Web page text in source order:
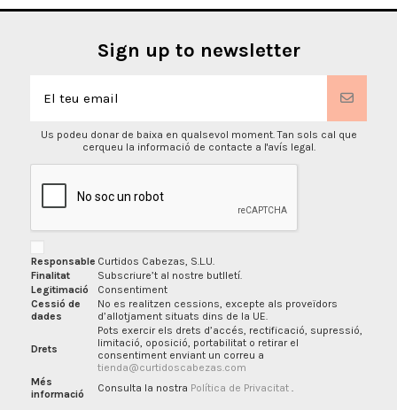
Sign up to newsletter
Us podeu donar de baixa en qualsevol moment. Tan sols cal que
cerqueu la informació de contacte a l'avís legal.
Responsable Curtidos Cabezas, S.L.U.
Finalitat
Subscriure’t al nostre butlletí.
Legitimació
Consentiment
Cessió de
dades
No es realitzen cessions, excepte als proveïdors
d’allotjament situats dins de la UE.
Drets
Pots exercir els drets d’accés, rectificació, supressió,
limitació, oposició, portabilitat o retirar el
consentiment enviant un correu a
tienda@curtidoscabezas.com
Més
informació
Consulta la nostra Política de Privacitat